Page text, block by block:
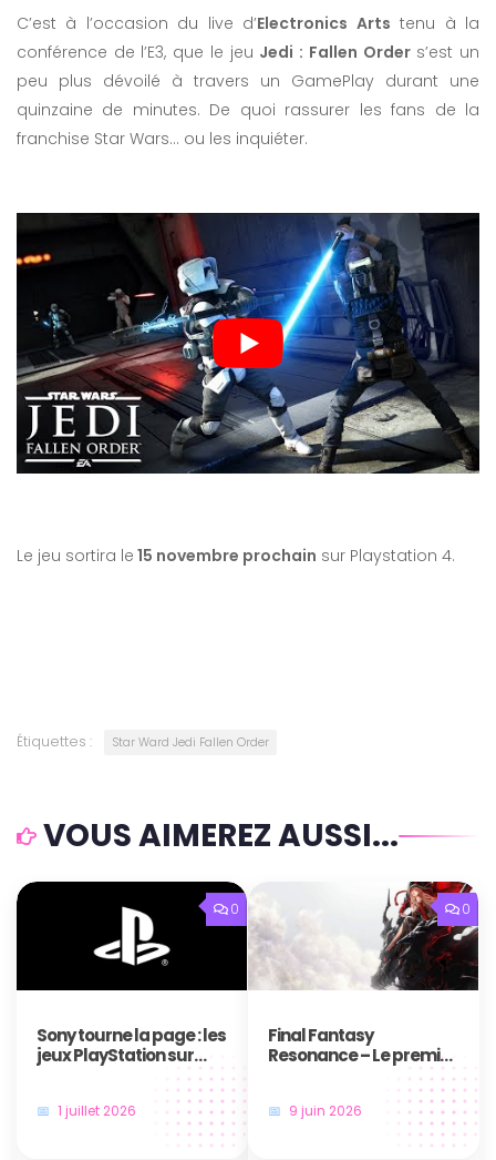
C’est à l’occasion du live d’Electronics Arts tenu à la
conférence de l’E3, que le jeu Jedi : Fallen Orders’est un
peu plus dévoilé à travers un GamePlay durant une
quinzaine de minutes. De quoi rassurer les fans de la
franchise Star Wars… ou les inquiéter.
Le jeu sortira le 15 novembre prochain sur Playstation 4.
Étiquettes : Star Ward Jedi Fallen Order
VOUS AIMEREZ AUSSI...
0
Sony tourne la page : les
jeux PlayStation sur
disque, c’est bientôt fini
1 juillet 2026
0
Final Fantasy
Resonance – Le premier
jeu en HD-2D de la saga
annoncé au Nintendo
Direct9 juin 2026